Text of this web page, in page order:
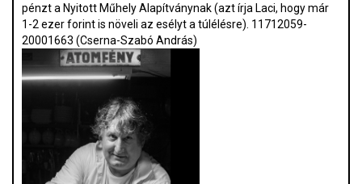
pénzt a Nyitott Műhely Alapítványnak (azt írja Laci, hogy már
1-2 ezer forint is növeli az esélyt a túlélésre). 11712059-
20001663 (Cserna-Szabó András)